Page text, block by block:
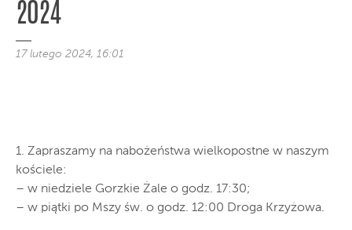
2024
17 lutego 2024, 16:01
1. Zapraszamy na nabożeństwa wielkopostne w naszym
kościele:
– w niedziele Gorzkie Żale o godz. 17:30;
– w piątki po Mszy św. o godz. 12:00 Droga Krzyżowa.